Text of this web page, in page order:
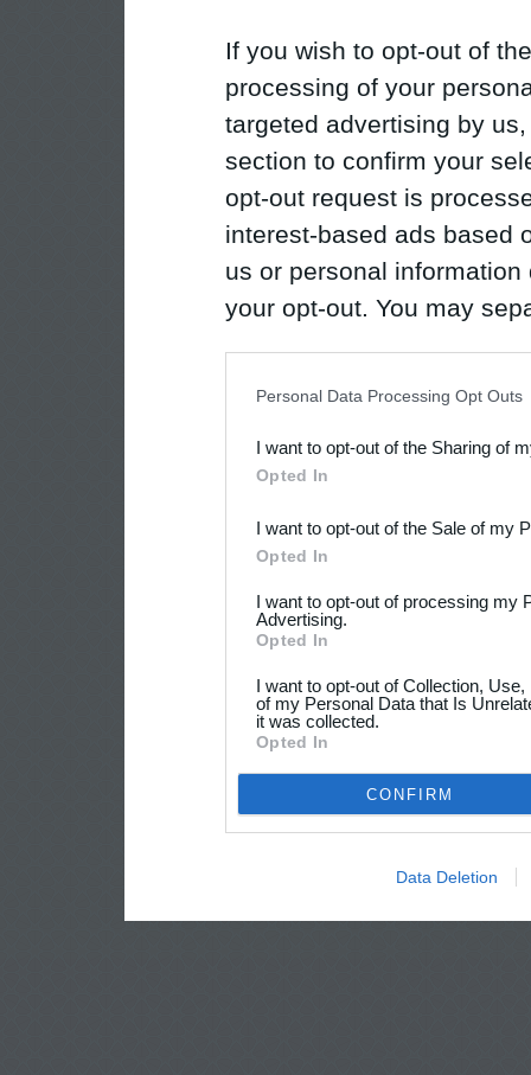
If you wish to opt-out of
processing of your
targeted advertising by
section to confirm your
opt-out request is
interest-based ads based
us or personal
your opt-out. You may
Downstream Participants
third parties.
Personal Data Processing Opt Outs
I want to opt-out of the Sharing of
Opted In
I want to opt-out of the Sale of my
Opted In
I want to opt-out of processing my
Advertising.
Opted In
I want to opt-out of Collection,
of my Personal Data that Is
it was collected.
Opted In
CONFIRM
Data Deletion